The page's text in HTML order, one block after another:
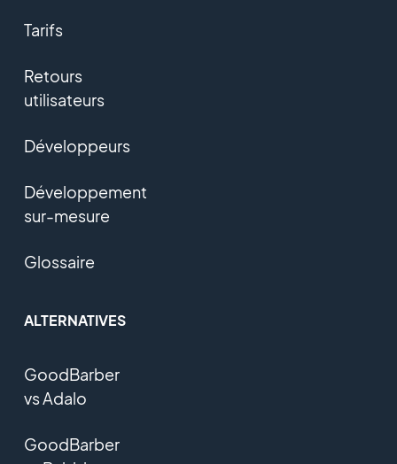
Tarifs
Retours
utilisateurs
Développeurs
Développement
sur-mesure
Glossaire
ALTERNATIVES
GoodBarber
vs Adalo
GoodBarber